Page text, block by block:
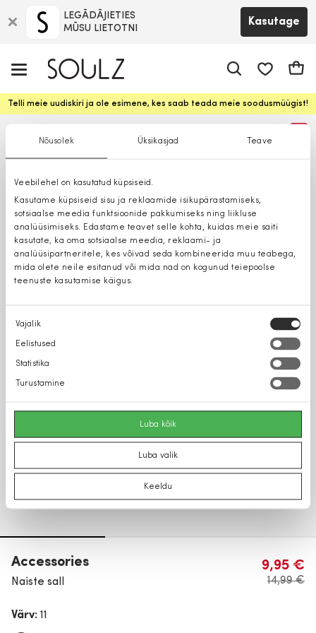
Nõusolek Üksikasjad Teave
Veebilehel on kasutatud küpsiseid.
Kasutame küpsiseid sisu ja reklaamide isikupärastamiseks,
sotsiaalse meedia funktsioonide pakkumiseks ning liikluse
analüüsimiseks. Edastame teavet selle kohta, kuidas meie saiti
kasutate, ka oma sotsiaalse meedia, reklaami- ja
analüüsipartneritele, kes võivad seda kombineerida muu teabega,
mida olete neile esitanud või mida nad on kogunud teiepoolse
teenuste kasutamise käigus.
Nõusoleku
valik
Vajalik
Eelistused
Statistika
Turustamine
Luba kõik
Luba valik
Keeldu
LEGĀDĀJIETIES
MŪSU LIETOTNI
Kasutage
Telli meie uudiskiri ja ole esimene, kes saab teada meie soodusmüügist!
Accessories
Naiste sall
9,95 €
14,99 €
Värv: 11